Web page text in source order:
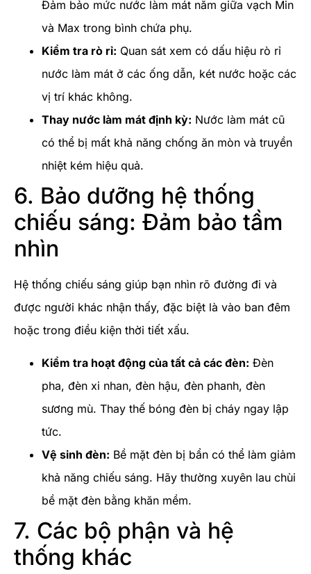
Đảm bảo mức nước làm mát nằm giữa vạch Min
và Max trong bình chứa phụ.
Kiểm tra rò rỉ: Quan sát xem có dấu hiệu rò rỉ
nước làm mát ở các ống dẫn, két nước hoặc các
vị trí khác không.
Thay nước làm mát định kỳ: Nước làm mát cũ
có thể bị mất khả năng chống ăn mòn và truyền
nhiệt kém hiệu quả.
6. Bảo dưỡng hệ thống
chiếu sáng: Đảm bảo tầm
nhìn
Hệ thống chiếu sáng giúp bạn nhìn rõ đường đi và
được người khác nhận thấy, đặc biệt là vào ban đêm
hoặc trong điều kiện thời tiết xấu.
Kiểm tra hoạt động của tất cả các đèn: Đèn
pha, đèn xi nhan, đèn hậu, đèn phanh, đèn
sương mù. Thay thế bóng đèn bị cháy ngay lập
tức.
Vệ sinh đèn: Bề mặt đèn bị bẩn có thể làm giảm
khả năng chiếu sáng. Hãy thường xuyên lau chùi
bề mặt đèn bằng khăn mềm.
7. Các bộ phận và hệ
thống khác